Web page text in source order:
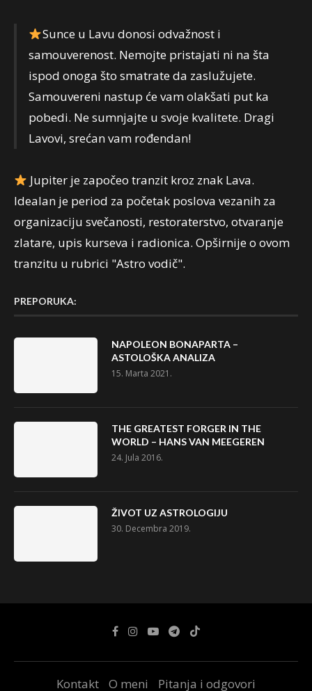
Sunce u Lavu donosi odvažnost i
samouverenost. Nemojte pristajati ni na šta
ispod onoga što smatrate da zaslužujete.
Samouvereni nastup će vam olakšati put ka
pobedi. Ne sumnjajte u svoje kvalitete. Dragi
Lavovi, srećan vam rođendan!
Jupiter je započeo tranzit kroz znak Lava.
Idealan je period za početak poslova vezanih za
organizaciju svečanosti, restoraterstvo, otvaranje
zlatare, upis kurseva i radionica. Opširnije o ovom
tranzitu u rubrici "Astro vodič".
PREPORUKA:
NAPOLEON BONAPARTA –
ASTOLOŠKA ANALIZA
15. Marta 2021.
THE GREATEST FORGER IN THE
WORLD – HANS VAN MEEGEREN
24. Jula 2016.
ŽIVOT UZ ASTROLOGIJU
30. Decembra 2019.
Kontakt O meni Pitanja i odgovori